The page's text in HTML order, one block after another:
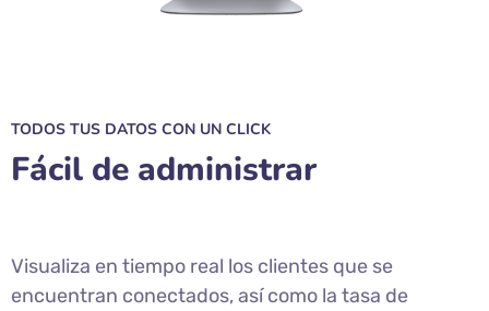
TODOS TUS DATOS CON UN CLICK
Fácil de administrar
Visualiza en tiempo real los clientes que se
encuentran conectados, así como la tasa de